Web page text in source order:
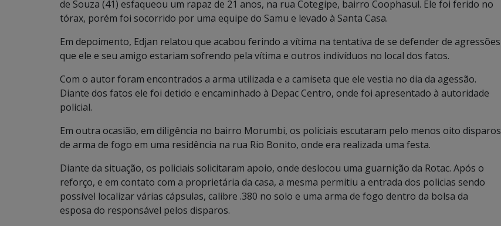
de Souza (41) esfaqueou um rapaz de 21 anos, na rua Cotegipe, bairro Coophasul. Ele foi ferido no
tórax, porém foi socorrido por uma equipe do Samu e levado à Santa Casa.
Em depoimento, Edjan relatou que acabou ferindo a vítima na tentativa de se defender de agressões
que ele e seu amigo estariam sofrendo pela vítima e outros indivíduos no local dos fatos.
Com o autor foram encontrados a arma utilizada e a camiseta que ele vestia no dia da agessão.
Diante dos fatos ele foi detido e encaminhado à Depac Centro, onde foi apresentado à autoridade
policial.
Em outra ocasião, em diligência no bairro Morumbi, os policiais escutaram pelo menos oito disparos
de arma de fogo em uma residência na rua Rio Bonito, onde era realizada uma festa.
Diante da situação, os policiais solicitaram apoio, onde deslocou uma guarnição da Rotac. Após o
reforço, e em contato com a proprietária da casa, a mesma permitiu a entrada dos policias sendo
possível localizar várias cápsulas, calibre .380 no solo e uma arma de fogo dentro da bolsa da
esposa do responsável pelos disparos.